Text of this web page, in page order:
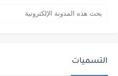
التسميات